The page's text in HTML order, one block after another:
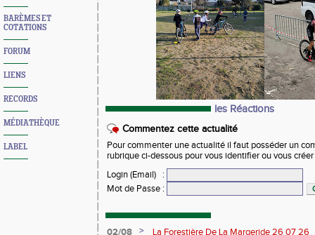
BARÈMES ET
COTATIONS
FORUM
LIENS
RECORDS
MÉDIATHÈQUE
LABEL
les Réactions
Commentez cette actualité
Pour commenter une actualité il faut posséder un
rubrique ci-dessous pour vous identifier ou vous
Login (Email)
:
Mot de Passe :
02/08 >
La Forestière De La Margeride 26 07 26